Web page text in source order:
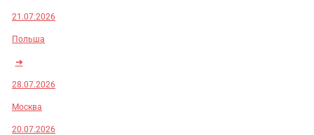
21.07.2026
Польша
➜
28.07.2026
Москва
20.07.2026